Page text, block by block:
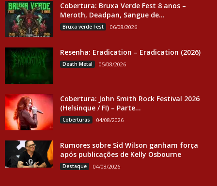
Cobertura: Bruxa Verde Fest 8 anos –
Meroth, Deadpan, Sangue de...
Bruxa verde Fest 06/08/2026
Resenha: Eradication – Eradication (2026)
Death Metal 05/08/2026
Cobertura: John Smith Rock Festival 2026
(Helsinque / FI) – Parte...
Coberturas 04/08/2026
Rumores sobre Sid Wilson ganham força
após publicações de Kelly Osbourne
Destaque 04/08/2026